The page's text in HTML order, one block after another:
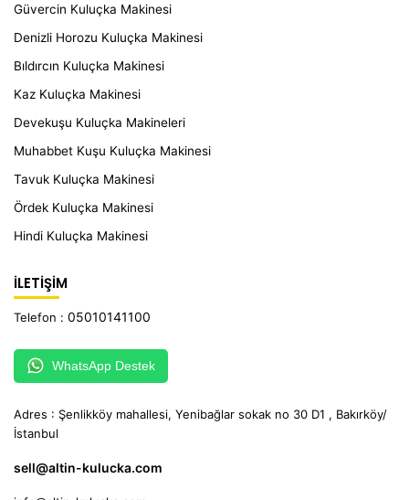
Güvercin Kuluçka Makinesi
Denizli Horozu Kuluçka Makinesi
Bıldırcın Kuluçka Makinesi
Kaz Kuluçka Makinesi
Devekuşu Kuluçka Makineleri
Muhabbet Kuşu Kuluçka Makinesi
Tavuk Kuluçka Makinesi
Ördek Kuluçka Makinesi
Hindi Kuluçka Makinesi
İLETİŞİM
Telefon : 05010141100
WhatsApp Destek
Adres : Şenlikköy mahallesi, Yenibağlar sokak no 30 D1 , Bakırköy/
İstanbul
sell@altin-kulucka.com